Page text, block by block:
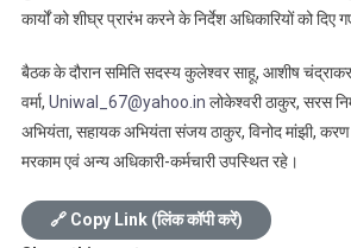
कार्यों को शीघ्र प्रारंभ करने के निर्देश अधिकारियों को दिए
बैठक के दौरान समिति सदस्य कुलेश्वर साहू, आशीष
वर्मा, Uniwal_67@yahoo.in लोकेश्वरी ठाकुर, सरस
अभियंता, सहायक अभियंता संजय ठाकुर, विनोद मांझी, करण
मरकाम एवं अन्य अधिकारी-कर्मचारी उपस्थित रहे।
🔗 Copy Link (लिंक कॉपी करें)